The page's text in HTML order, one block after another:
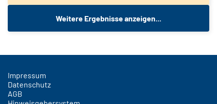
Weitere Ergebnisse anzeigen...
Impressum
Datenschutz
AGB